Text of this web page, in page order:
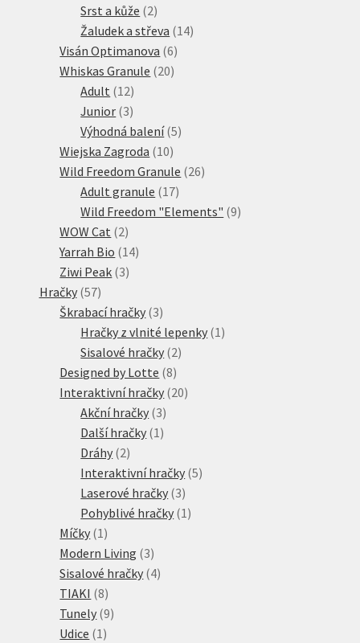
Srst a kůže 22
produkty
Žaludek a střeva 1414
Visán Optimanova 66
produktů
Whiskas Granule 2020
Adult 1212
produktů
Junior 33
produkty
Výhodná balení 55
Wiejska Zagroda 1010
produktů
Wild Freedom Granule 2626
Adult granule 1717
produktů
Wild Freedom "Elements" 99
WOW Cat 22
produkty
Yarrah Bio 1414
Ziwi Peak 33
Hračky 5757
produktů
Škrabací hračky 33
produkty
Hračky z vlnité lepenky 1 1
Sisalové hračky 22
Designed by Lotte 88
produktů
Interaktivní hračky 2020
Akční hračky 33
produkty
Další hračky 1 1
Dráhy 22
produkty
Interaktivní hračky 55
Laserové hračky 33
produkty
Pohyblivé hračky 1 1
Míčky 1 1
produkt
Modern Living 33
produkty
Sisalové hračky 44
TIAKI 88
produktů
Tunely 99
Udice 1 1